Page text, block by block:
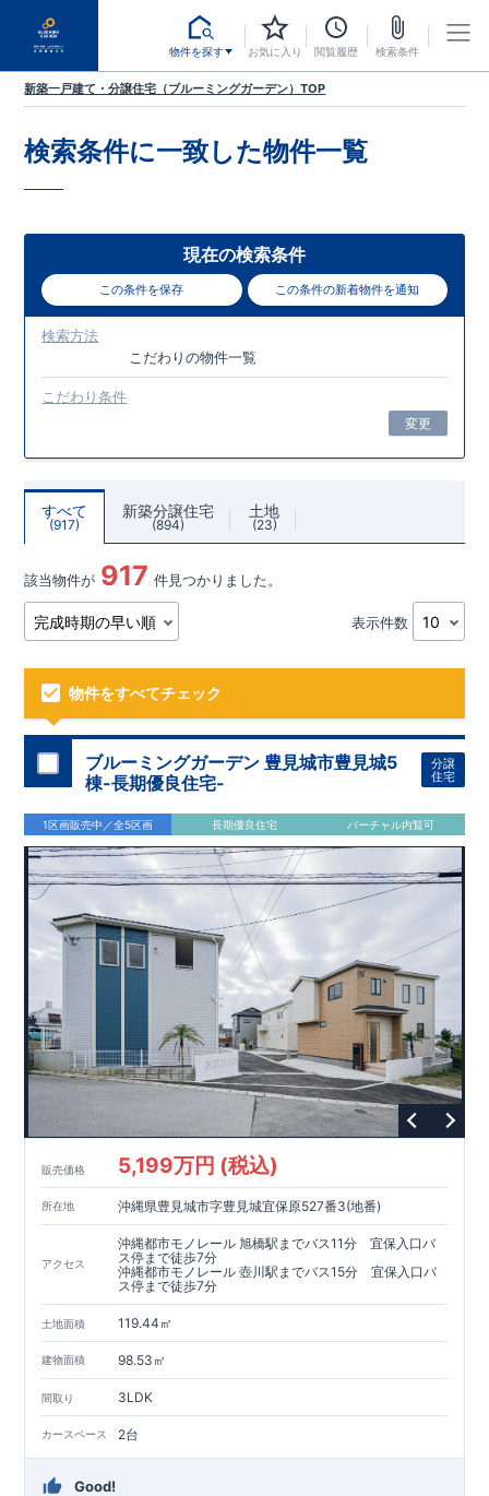
物件を探す お気に入り 閲覧履歴 検索条件
新築一戸建て・分譲住宅（ブルーミングガーデン）TOP
検索条件に一致した物件一覧
現在の検索条件
この条件を保存 この条件の新着物件を通知
検索方法
こだわりの物件一覧
こだわり条件
変更
すべて
917
新築分譲住宅
894
土地
23
該当物件が 917 件見つかりました。
表示件数
物件をすべてチェック
ブルーミングガーデン 豊見城市豊見城5
棟-長期優良住宅-
分譲
住宅
1区画販売中／全5区画 長期優良住宅 バーチャル内覧可
販売価格 5,199万円 (税込)
所在地 沖縄県豊見城市字豊見城宜保原527番3(地番)
アクセス
沖縄都市モノレール 旭橋駅までバス11分 宜保入口バ
ス停まで徒歩7分
沖縄都市モノレール 壺川駅までバス15分 宜保入口バ
ス停まで徒歩7分
土地面積 119.44㎡
建物面積 98.53㎡
間取り 3LDK
カースペース 2台
Good!